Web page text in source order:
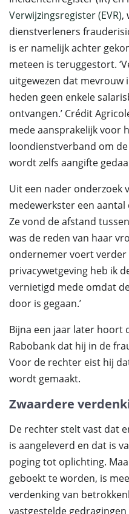
Verwijzingsregister (EVR),
dienstverleners
is er namelijk achter
meteen is teruggestort.
uitgewezen dat mevrouw
heden geen enkele
ontvangen.’ Crédit
mede aansprakelijk voor
loondienstverband om
wordt zelfs aangifte
Uit een nader onderzoek
medewerkster een
Ze vond de afstand
was de reden van haar
ondernemer voert verder
privacywetgeving heb ik
vernietigd mede omdat
door is gegaan.’
Bijna een jaar later hoort
Rabobank dat hij in de
Voor de rechter eist hij
wordt gemaakt.
Zwaardere
De rechter stelt vast dat
is aangeleverd en dat is
poging tot oplichting.
geboekt te worden, is
verdenking van
vastgestelde